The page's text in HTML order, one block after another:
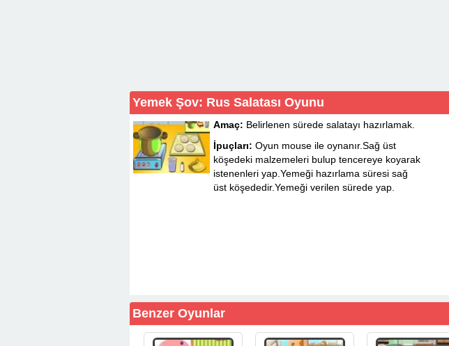
Yemek Şov: Rus Salatası Oyunu
Amaç: Belirlenen sürede salatayı hazırlamak.
İpuçları: Oyun mouse ile oynanır.Sağ üst
köşedeki malzemeleri bulup tencereye koyarak
istenenleri yap.Yemeği hazırlama süresi sağ
üst köşededir.Yemeği verilen sürede yap.
Benzer Oyunlar